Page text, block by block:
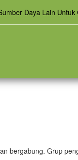
Daya Lain Untuk
bergabung. Grup